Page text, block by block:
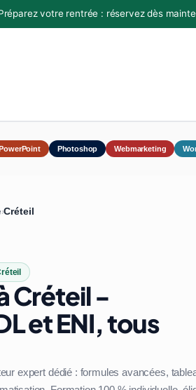
votre rentrée : réservez dès
Photoshop Webmarketing
›Créteil
Créteil -
et ENI, tous
expert dédié : formules avancées,